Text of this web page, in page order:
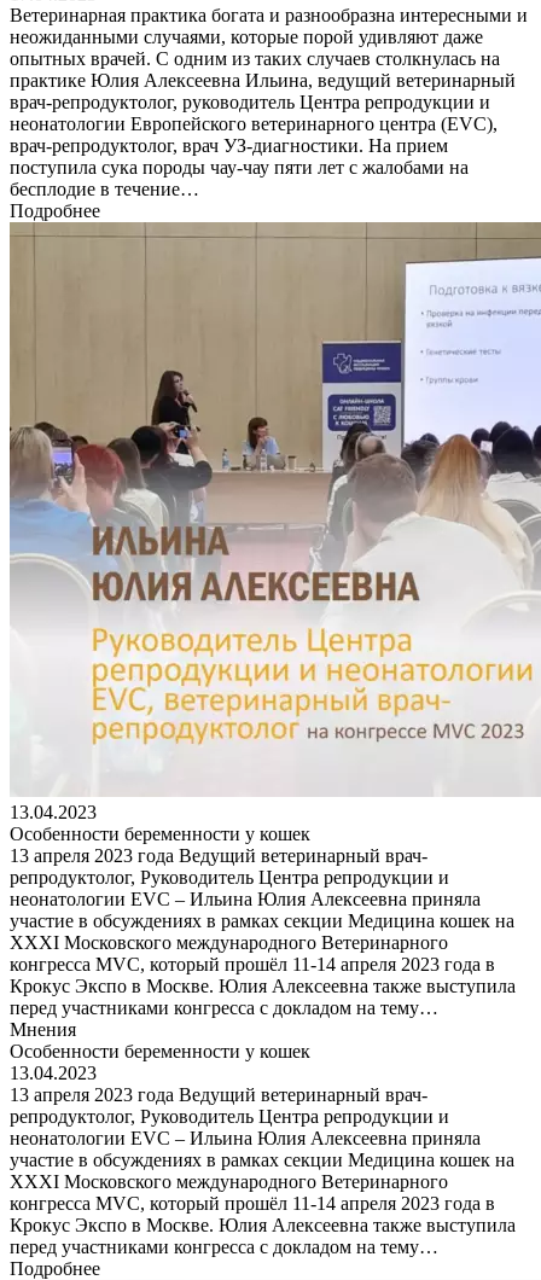
Ветеринарная практика богата и разнообразна интересными и
неожиданными случаями, которые порой удивляют даже
опытных врачей. С одним из таких случаев столкнулась на
практике Юлия Алексеевна Ильина, ведущий ветеринарный
врач-репродуктолог, руководитель Центра репродукции и
неонатологии Европейского ветеринарного центра (EVC),
врач-репродуктолог, врач УЗ-диагностики. На прием
поступила сука породы чау-чау пяти лет с жалобами на
бесплодие в течение…
Подробнее
13.04.2023
Особенности беременности у кошек
13 апреля 2023 года Ведущий ветеринарный врач-
репродуктолог, Руководитель Центра репродукции и
неонатологии EVC – Ильина Юлия Алексеевна приняла
участие в обсуждениях в рамках секции Медицина кошек на
XXXI Московского международного Ветеринарного
конгресса MVC, который прошёл 11-14 апреля 2023 года в
Крокус Экспо в Москве. Юлия Алексеевна также выступила
перед участниками конгресса с докладом на тему…
Мнения
Особенности беременности у кошек
13.04.2023
13 апреля 2023 года Ведущий ветеринарный врач-
репродуктолог, Руководитель Центра репродукции и
неонатологии EVC – Ильина Юлия Алексеевна приняла
участие в обсуждениях в рамках секции Медицина кошек на
XXXI Московского международного Ветеринарного
конгресса MVC, который прошёл 11-14 апреля 2023 года в
Крокус Экспо в Москве. Юлия Алексеевна также выступила
перед участниками конгресса с докладом на тему…
Подробнее